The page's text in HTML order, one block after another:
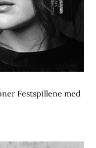
Festspillene med